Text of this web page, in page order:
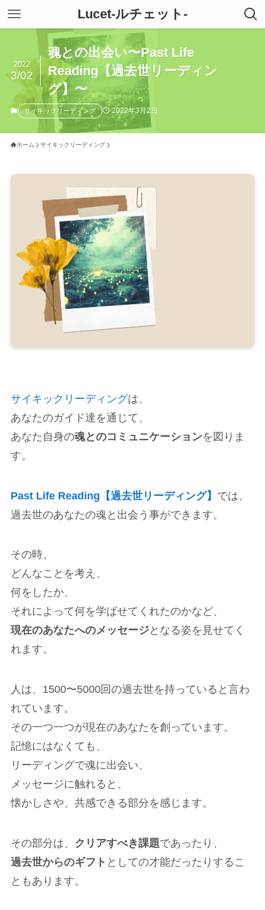
Lucet-ルチェット-
魂との出会い〜Past Life
Reading【過去世リーディン
グ】〜
2022
3/02
サイキックリーディング 2022年3月2日
ホーム サイキックリーディング
サイキックリーディングは、
あなたのガイド達を通じて、
あなた自身の魂とのコミュニケーションを図りま
す。
Past Life Reading【過去世リーディング】 では、
過去世のあなたの魂と出会う事ができます。
その時、
どんなことを考え、
何をしたか、
それによって何を学ばせてくれたのかなど、
現在のあなたへのメッセージとなる姿を見せてく
れます。
人は、1500〜5000回の過去世を持っていると言わ
れています。
その一つ一つが現在のあなたを創っています。
記憶にはなくても、
リーディングで魂に出会い、
メッセージに触れると、
懐かしさや、共感できる部分を感じます。
その部分は、 クリアすべき課題であったり、
過去世からのギフト としての才能だったりするこ
ともあります。